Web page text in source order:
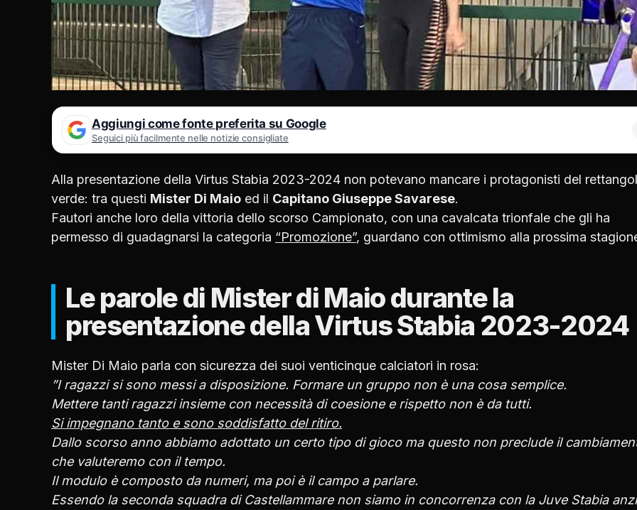
Aggiungi come fonte preferita su Google
Seguici più facilmente nelle notizie consigliate
Alla presentazione della Virtus Stabia 2023-2024 non potevano mancare i protagonisti del
verde: tra questi Mister Di Maio ed il Capitano Giuseppe Savarese.
Fautori anche loro della vittoria dello scorso Campionato, con una cavalcata trionfale che gli ha
permesso di guadagnarsi la categoria “Promozione”, guardano con ottimismo alla prossima
Le parole di Mister di Maio durante la
presentazione della Virtus Stabia 2023-2024
Mister Di Maio parla con sicurezza dei suoi venticinque calciatori in rosa:
”I ragazzi si sono messi a disposizione. Formare un gruppo non è una cosa semplice.
Mettere tanti ragazzi insieme con necessità di coesione e rispetto non è da tutti.
Si impegnano tanto e sono soddisfatto del ritiro.
Dallo scorso anno abbiamo adottato un certo tipo di gioco ma questo non preclude il
che valuteremo con il tempo.
Il modulo è composto da numeri, ma poi è il campo a parlare.
Essendo la seconda squadra di Castellammare non siamo in concorrenza con la Juve Stabia anzi